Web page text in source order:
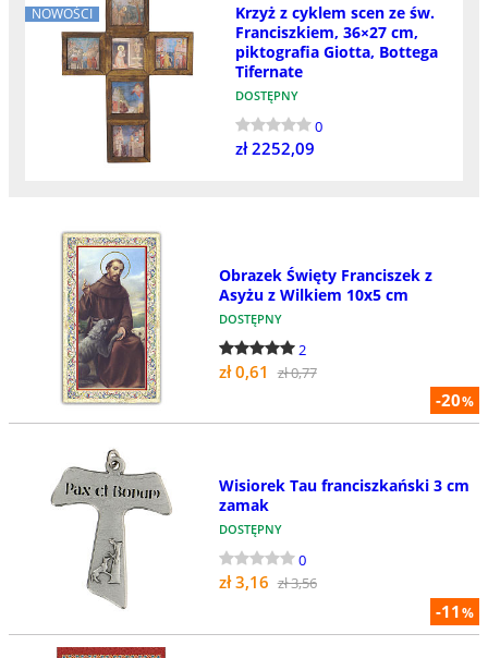
NOWOŚCI
Krzyż z cyklem scen ze św.
Franciszkiem, 36×27 cm,
piktografia Giotta, Bottega
Tifernate
DOSTĘPNY
0
zł 2252,09
-20%
Obrazek Święty Franciszek z
Asyżu z Wilkiem 10x5 cm
DOSTĘPNY
2
zł 0,61 zł 0,77
-11%
Wisiorek Tau franciszkański 3 cm
zamak
DOSTĘPNY
0
zł 3,16 zł 3,56